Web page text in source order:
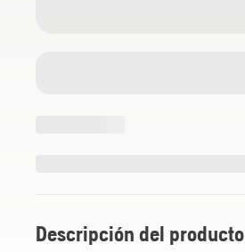
Descripción del producto